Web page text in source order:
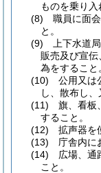
ものを乗り入
(8)
職員に面
と。
(9)
上下水道
販売及び宣
為をすること
(10)
公用又は
し、散布し、
(11)
旗、看板
すること。
(12)
拡声器を
(13)
庁舎内に
(14)
広場、通
こと。